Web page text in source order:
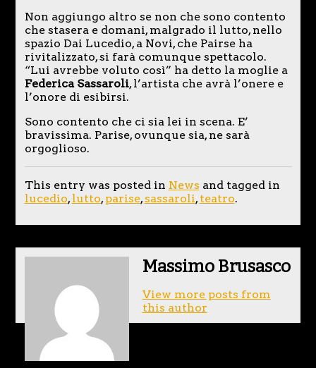
Non aggiungo altro se non che sono contento
che stasera e domani, malgrado il lutto, nello
spazio Dai Lucedio, a Novi, che Pairse ha
rivitalizzato, si farà comunque spettacolo.
“Lui avrebbe voluto così” ha detto la moglie a
Federica Sassaroli, l’artista che avrà l’onere e
l’onore di esibirsi.
Sono contento che ci sia lei in scena. E’
bravissima. Parise, ovunque sia, ne sarà
orgoglioso.
This entry was posted in News and tagged in
lucedio,lutto,parise,sassaroli,teatro.
Massimo Brusasco
View more posts from
this author